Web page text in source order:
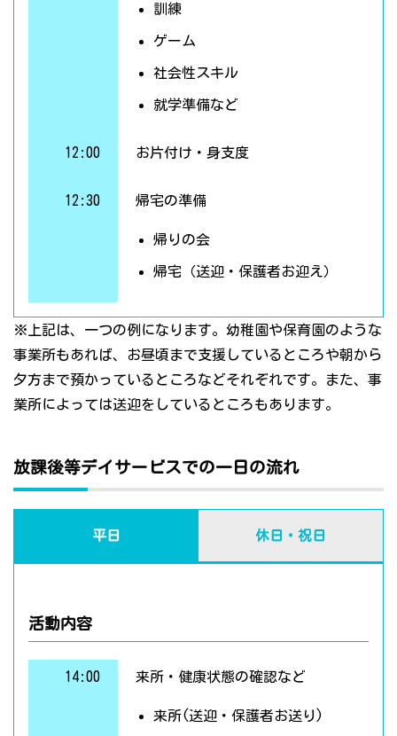
訓練
ゲーム
社会性スキル
就学準備など
12:00 お片付け・身支度
12:30 帰宅の準備
帰りの会
帰宅（送迎・保護者お迎え）
※上記は、一つの例になります。幼稚園や保育園のような
事業所もあれば、お昼頃まで支援しているところや朝から
夕方まで預かっているところなどそれぞれです。また、事
業所によっては送迎をしているところもあります。
放課後等デイサービスでの一日の流れ
平日 休日・祝日
活動内容
14:00 来所・健康状態の確認など
来所(送迎・保護者お送り)